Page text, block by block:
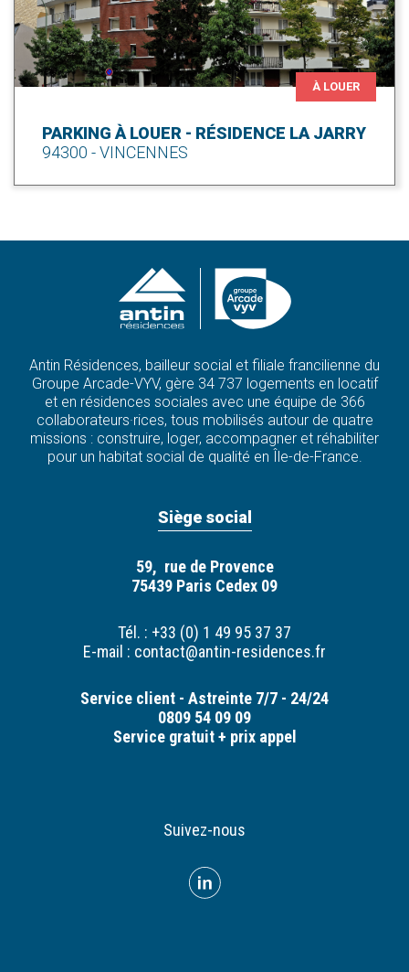
À LOUER
PARKING À LOUER - RÉSIDENCE LA JARRY
94300 - VINCENNES
Antin Résidences, bailleur social et filiale francilienne du
Groupe Arcade-VYV, gère 34 737 logements en locatif
et en résidences sociales avec une équipe de 366
collaborateurs·rices, tous mobilisés autour de quatre
missions : construire, loger, accompagner et réhabiliter
pour un habitat social de qualité en Île-de-France.
Siège social
59, rue de Provence
75439 Paris Cedex 09
Tél. : +33 (0) 1 49 95 37 37
E-mail : contact@antin-residences.fr
Service client - Astreinte 7/7 - 24/24
0809 54 09 09
Service gratuit + prix appel
Suivez-nous